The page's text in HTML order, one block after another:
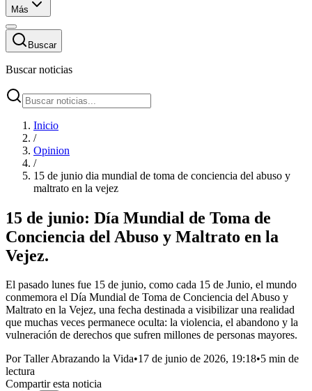
Más
Buscar
Buscar noticias
Inicio
/
Opinion
/
15 de junio dia mundial de toma de conciencia del abuso y
maltrato en la vejez
15 de junio: Día Mundial de Toma de
Conciencia del Abuso y Maltrato en la
Vejez.
El pasado lunes fue 15 de junio, como cada 15 de Junio, el mundo
conmemora el Día Mundial de Toma de Conciencia del Abuso y
Maltrato en la Vejez, una fecha destinada a visibilizar una realidad
que muchas veces permanece oculta: la violencia, el abandono y la
vulneración de derechos que sufren millones de personas mayores.
PorTaller Abrazando la Vida•17 de junio de 2026, 19:18•5 min de
lectura
Compartir esta noticia